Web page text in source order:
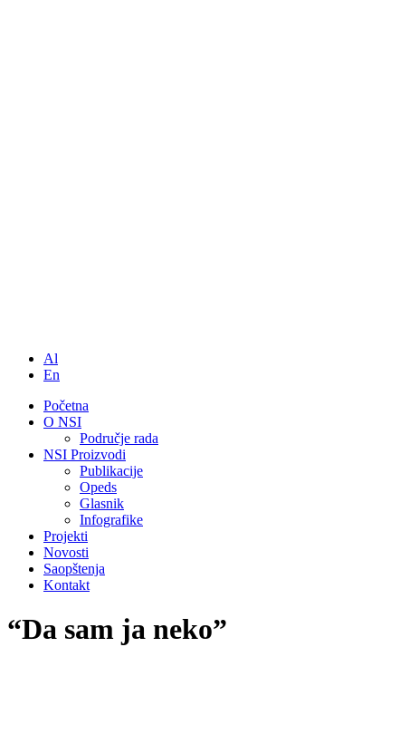
Al
En
Početna
O NSI
Područje rada
NSI Proizvodi
Publikacije
Opeds
Glasnik
Infografike
Projekti
Novosti
Saopštenja
Kontakt
“Da sam ja neko”